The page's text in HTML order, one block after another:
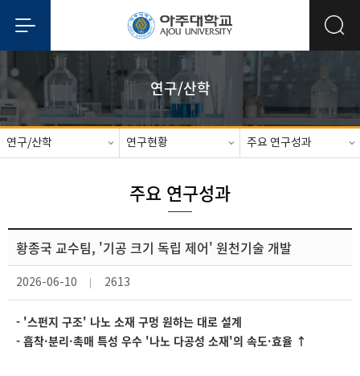
연구/산학
연구/산학 연구현황 주요 연구성과
주요 연구성과
황종국 교수팀, '기공 크기 독립 제어' 원천기술 개발
2026-06-10 2613
- '스펀지 구조' 나노 소재 구멍 원하는 대로 설계
- 흡착·분리·촉매 특성 우수 '나노 다공성 소재'의 속도·효율 ↑